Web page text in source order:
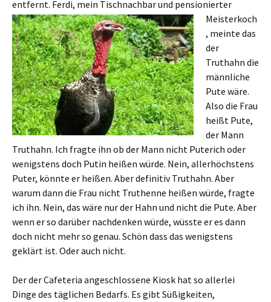
entfernt. Ferdi, mein Tischnachbar und pensionierter
Meisterkoch
, meinte das
der
Truthahn die
männliche
Pute wäre.
Also die Frau
heißt Pute,
der Mann
Truthahn. Ich fragte ihn ob der Mann nicht Puterich oder
wenigstens doch Putin heißen würde. Nein, allerhöchstens
Puter, könnte er heißen. Aber definitiv Truthahn. Aber
warum dann die Frau nicht Truthenne heißen würde, fragte
ich ihn. Nein, das wäre nur der Hahn und nicht die Pute. Aber
wenn er so darüber nachdenken würde, wüsste er es dann
doch nicht mehr so genau. Schön dass das wenigstens
geklärt ist. Oder auch nicht.
Der der Cafeteria angeschlossene Kiosk hat so allerlei
Dinge des täglichen Bedarfs. Es gibt Süßigkeiten,